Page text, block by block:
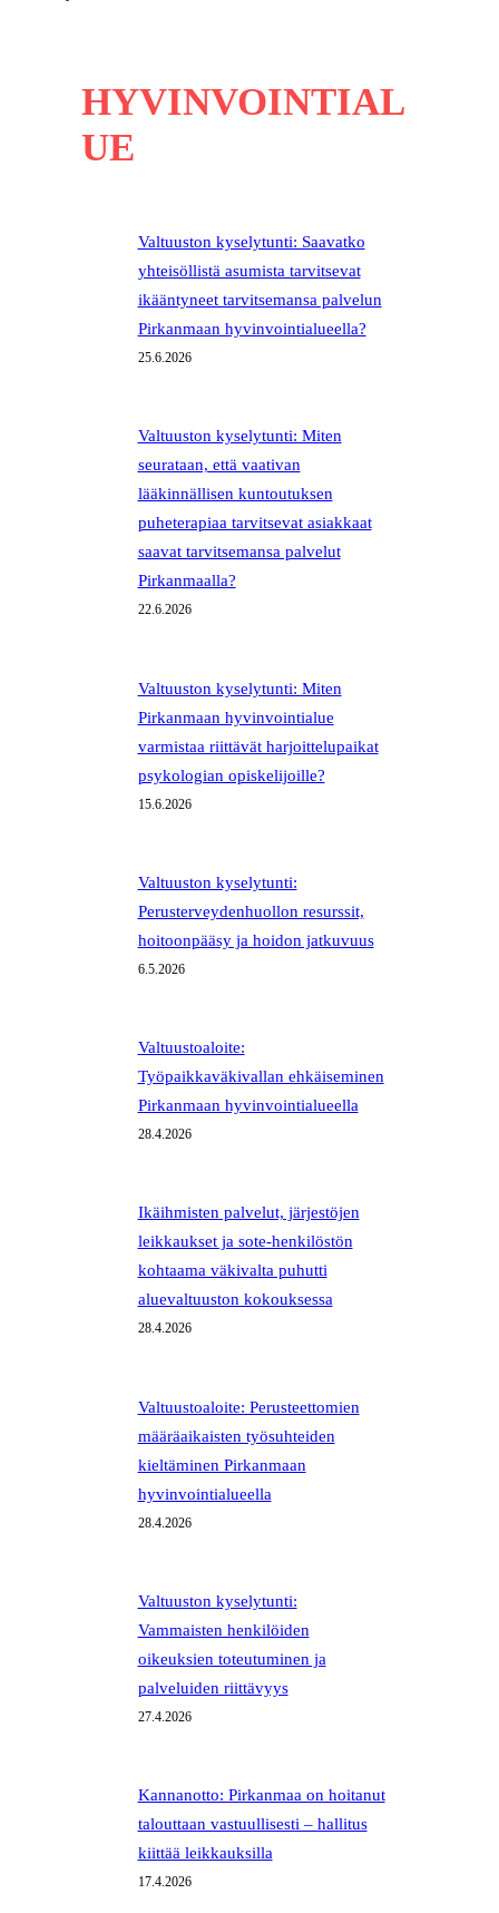
HYVINVOINTIAL
UE
Valtuuston kyselytunti: Saavatko
yhteisöllistä asumista tarvitsevat
ikääntyneet tarvitsemansa palvelun
Pirkanmaan hyvinvointialueella?
25.6.2026
Valtuuston kyselytunti: Miten
seurataan, että vaativan
lääkinnällisen kuntoutuksen
puheterapiaa tarvitsevat asiakkaat
saavat tarvitsemansa palvelut
Pirkanmaalla?
22.6.2026
Valtuuston kyselytunti: Miten
Pirkanmaan hyvinvointialue
varmistaa riittävät harjoittelupaikat
psykologian opiskelijoille?
15.6.2026
Valtuuston kyselytunti:
Perusterveydenhuollon resurssit,
hoitoonpääsy ja hoidon jatkuvuus
6.5.2026
Valtuustoaloite:
Työpaikkaväkivallan ehkäiseminen
Pirkanmaan hyvinvointialueella
28.4.2026
Ikäihmisten palvelut, järjestöjen
leikkaukset ja sote-henkilöstön
kohtaama väkivalta puhutti
aluevaltuuston kokouksessa
28.4.2026
Valtuustoaloite: Perusteettomien
määräaikaisten työsuhteiden
kieltäminen Pirkanmaan
hyvinvointialueella
28.4.2026
Valtuuston kyselytunti:
Vammaisten henkilöiden
oikeuksien toteutuminen ja
palveluiden riittävyys
27.4.2026
Kannanotto: Pirkanmaa on hoitanut
talouttaan vastuullisesti – hallitus
kiittää leikkauksilla
17.4.2026